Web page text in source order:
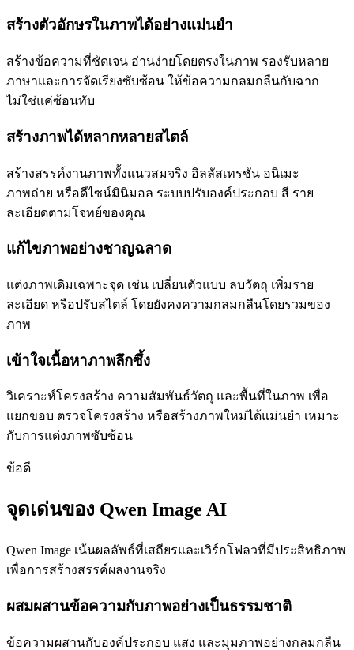
สร้างตัวอักษรในภาพได้อย่างแม่นยำ
สร้างข้อความที่ชัดเจน อ่านง่ายโดยตรงในภาพ รองรับหลาย
ภาษาและการจัดเรียงซับซ้อน ให้ข้อความกลมกลืนกับฉาก
ไม่ใช่แค่ซ้อนทับ
สร้างภาพได้หลากหลายสไตล์
สร้างสรรค์งานภาพทั้งแนวสมจริง อิลลัสเทรชัน อนิเมะ
ภาพถ่าย หรือดีไซน์มินิมอล ระบบปรับองค์ประกอบ สี ราย
ละเอียดตามโจทย์ของคุณ
แก้ไขภาพอย่างชาญฉลาด
แต่งภาพเดิมเฉพาะจุด เช่น เปลี่ยนตัวแบบ ลบวัตถุ เพิ่มราย
ละเอียด หรือปรับสไตล์ โดยยังคงความกลมกลืนโดยรวมของ
ภาพ
เข้าใจเนื้อหาภาพลึกซึ้ง
วิเคราะห์โครงสร้าง ความสัมพันธ์วัตถุ และพื้นที่ในภาพ เพื่อ
แยกขอบ ตรวจโครงสร้าง หรือสร้างภาพใหม่ได้แม่นยำ เหมาะ
กับการแต่งภาพซับซ้อน
ข้อดี
จุดเด่นของ Qwen Image AI
Qwen Image เน้นผลลัพธ์ที่เสถียรและเวิร์กโฟลวที่มีประสิทธิภาพ
เพื่อการสร้างสรรค์ผลงานจริง
ผสมผสานข้อความกับภาพอย่างเป็นธรรมชาติ
ข้อความผสานกับองค์ประกอบ แสง และมุมภาพอย่างกลมกลืน